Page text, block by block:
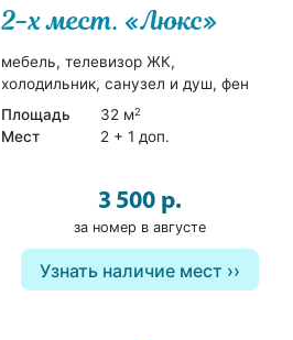
2-х мест. «Люкс»
мебель, телевизор ЖК,
холодильник, санузел и душ, фен
Площадь
32 м2
Мест 2 + 1 доп.
3 500 р.
за номер в августе
Узнать наличие мест